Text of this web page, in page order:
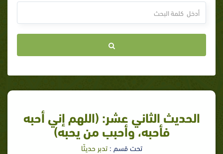
الحديث الثاني عشر: (اللهم إني أحبه
فأحبه، وأحبب من يحبه)
تحت قسم :تدبر حديثًا